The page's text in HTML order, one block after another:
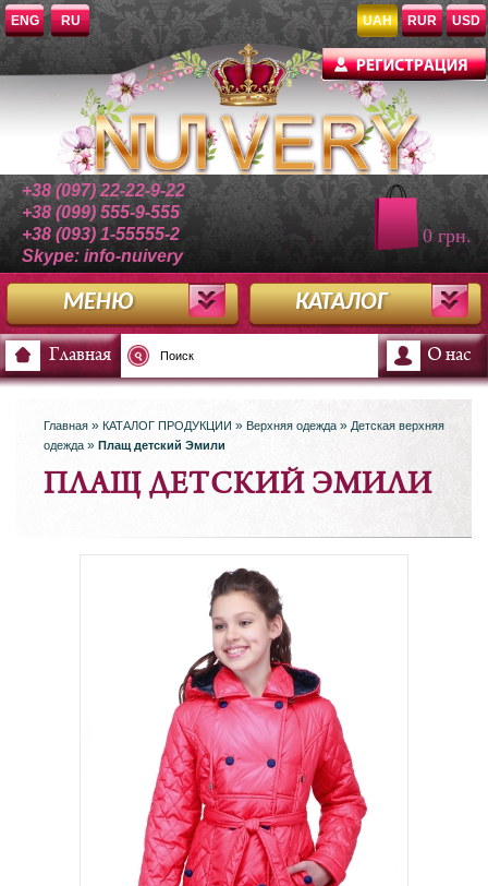
+38 (097) 22-22-9-22
+38 (099) 555-9-555
+38 (093) 1-55555-2
Skype: info-nuivery
ENG RU
0 грн.
UAH RUR USD
КАТАЛОГ
МЕНЮ
Главная О нас
Главная » КАТАЛОГ ПРОДУКЦИИ » Верхняя одежда » Детская верхняя
одежда » Плащ детский Эмили
ПЛАЩ ДЕТСКИЙ ЭМИЛИ